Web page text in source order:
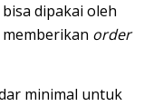
dipakai oleh
order
minimal untuk